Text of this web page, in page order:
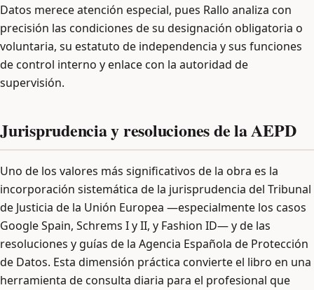
Datos merece atención especial, pues Rallo analiza con
precisión las condiciones de su designación obligatoria o
voluntaria, su estatuto de independencia y sus funciones
de control interno y enlace con la autoridad de
supervisión.
Jurisprudencia y resoluciones de la AEPD
Uno de los valores más significativos de la obra es la
incorporación sistemática de la jurisprudencia del Tribunal
de Justicia de la Unión Europea —especialmente los casos
Google Spain, Schrems I y II, y Fashion ID— y de las
resoluciones y guías de la Agencia Española de Protección
de Datos. Esta dimensión práctica convierte el libro en una
herramienta de consulta diaria para el profesional que